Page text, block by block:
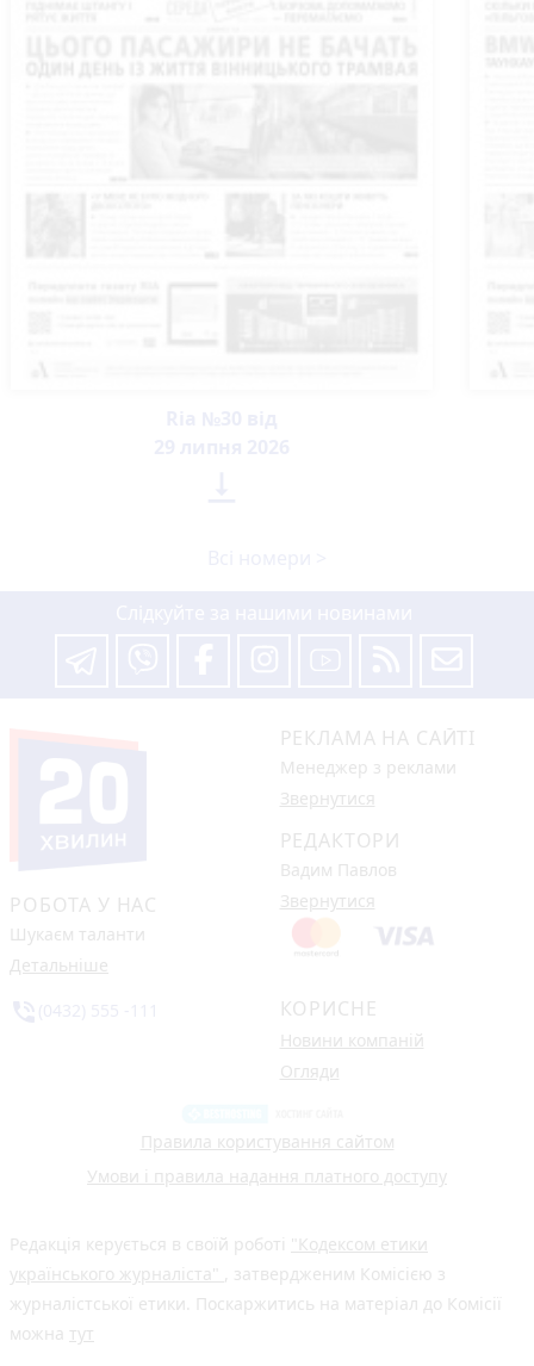
РОБОТА У НАС
Шукаєм таланти
Детальніше
РЕКЛАМА НА САЙТІ
Менеджер з реклами
Звернутися
РЕДАКТОРИ
Вадим Павлов
Звернутися
КОРИСНЕ
Новини компаній
Огляди
Правила користування сайтом
Умови і правила надання платного доступу
Редакція керується в своїй роботі "Кодексом етики
українського журналіста" , затвердженим Комісією з
журналістської етики. Поскаржитись на матеріал до Комісії
можна тут